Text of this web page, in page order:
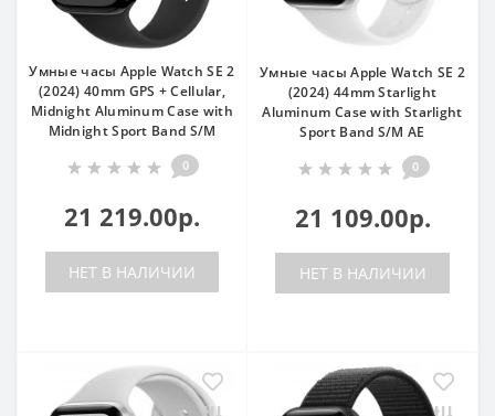
Умные часы Apple Watch SE 2
(2024) 40mm GPS + Cellular,
Midnight Aluminum Case with
Midnight Sport Band S/M
0
21 219.00р.
НЕТ В НАЛИЧИИ
Умные часы Apple Watch SE 2
(2024) 44mm Starlight
Aluminum Case with Starlight
Sport Band S/M AE
0
21 109.00р.
НЕТ В НАЛИЧИИ